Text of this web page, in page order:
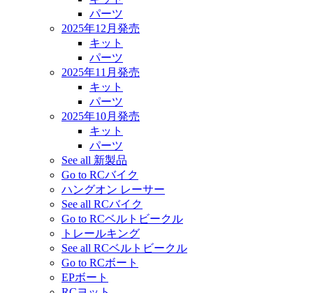
パーツ
2025年12月発売
キット
パーツ
2025年11月発売
キット
パーツ
2025年10月発売
キット
パーツ
See all 新製品
Go to RCバイク
ハングオン レーサー
See all RCバイク
Go to RCベルトビークル
トレールキング
See all RCベルトビークル
Go to RCボート
EPボート